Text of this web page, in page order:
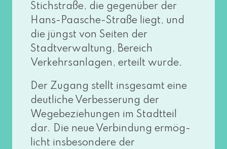
Stichstraße, die gegen­über der
Hans-Paasche-Straße liegt, und
die jüngst von Seiten der
Stadtverwaltung, Bereich
Verkehrsanlagen, erteilt wurde.
Der Zugang stellt ins­ge­samt eine
deut­li­che Verbesserung der
Wegebeziehungen im Stadtteil
dar. Die neue Verbindung ermög­
licht ins­be­son­de­re der